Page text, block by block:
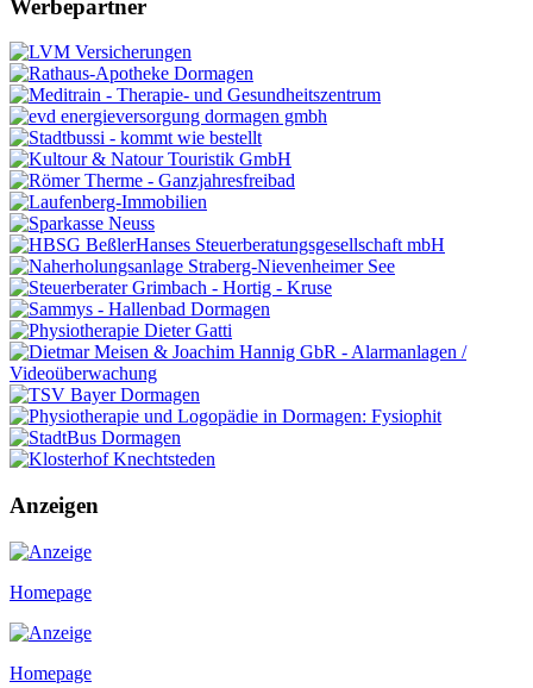
Werbepartner
Anzeigen
Homepage
Homepage